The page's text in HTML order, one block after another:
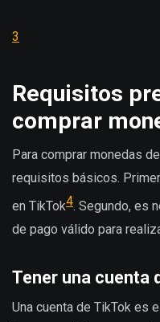
3
Requisitos
comprar
Para comprar monedas
requisitos básicos.
en TikTok4. Segundo, es
de pago válido para
Tener una cuenta
Una cuenta de TikTok es